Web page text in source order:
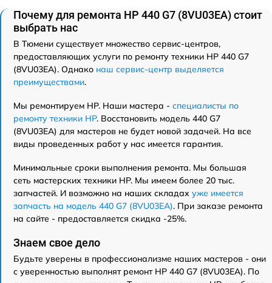
Почему для ремонта HP 440 G7 (8VU03EA) стоит
выбрать нас
В Тюмени существует множество сервис-центров,
предоставляющих услуги по ремонту техники HP 440 G7
(8VU03EA). Однако наш сервис-центр выделяется
преимуществами.
Мы ремонтируем HP. Наши мастера - специалисты по
ремонту техники HP. Восстановить модель 440 G7
(8VU03EA) для мастеров не будет новой задачей. На все
виды проведенных работ у нас имеется гарантия.
Минимальные сроки выполнения ремонта. Мы большая
сеть мастерских техники HP. Мы имеем более 20 тыс.
запчастей. И возможно на наших складах уже имеется
запчасть на модель 440 G7 (8VU03EA). При заказе ремонта
на сайте - предоставляется скидка -25%.
Знаем свое дело
Будьте уверены в профессионализме наших мастеров - они
с уверенностью выполнят ремонт HP 440 G7 (8VU03EA). По